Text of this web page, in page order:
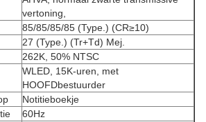
vertoning,
85/85/85/85 (Type.) (CR≥10)
27 (Type.) (Tr+Td) Mej.
262K, 50% NTSC
WLED, 15K-uren, met
HOOFDbestuurder
Notitieboekje
60Hz